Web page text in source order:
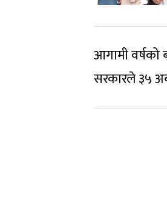
आगामी वर्षको
सरकारले ३५